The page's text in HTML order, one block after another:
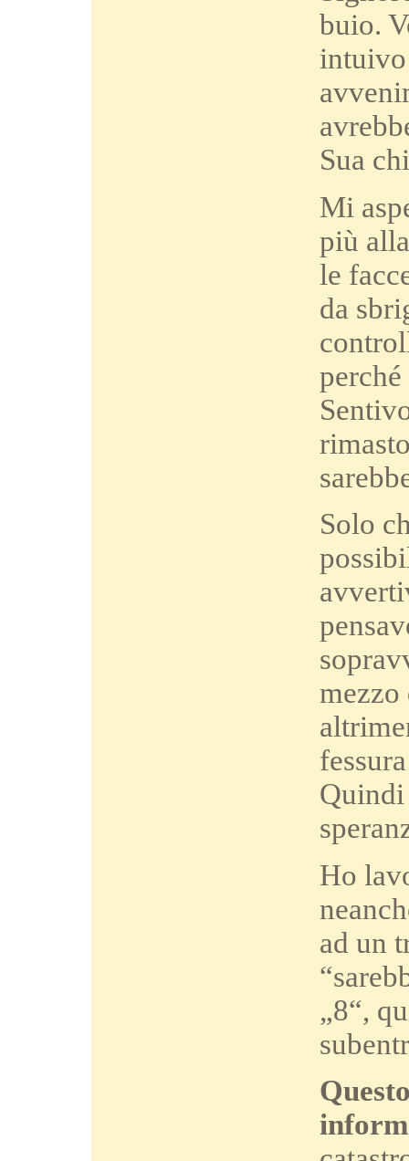
buio.
intuivo
Sua
Mi
più
le
da
Solo
mezzo
Quindi
Ho
ad un
„8“,